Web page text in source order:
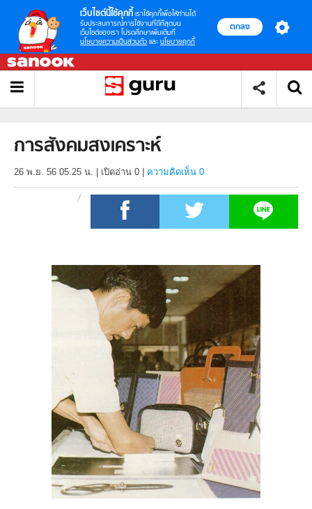
เว็บไซต์นี้ใช้คุกกี้ เราใช้คุกกี้เพื่อให้ท่านได้
รับประสบการณ์การใช้งานที่ดีที่สุดบน
เว็บไซต์ของเรา โปรดศึกษาเพิ่มเติมที่
นโยบายความเป็นส่วนตัว และ นโยบายคุกกี้
ตกลง
การสังคมสงเคราะห์
26 พ.ย. 56 05.25 น. เปิดอ่าน 0 ความคิดเห็น 0